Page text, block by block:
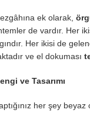
ek olarak,
de vardır. Her
Her ikisi de
ve el dokuması
ve Tasarımı
her şey